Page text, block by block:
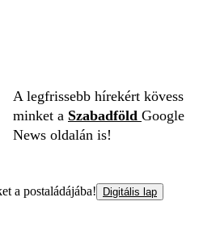
A legfrissebb hírekért kövess
minket a Szabadföld Google
News oldalán is!
a postaládájába!
Digitális lap